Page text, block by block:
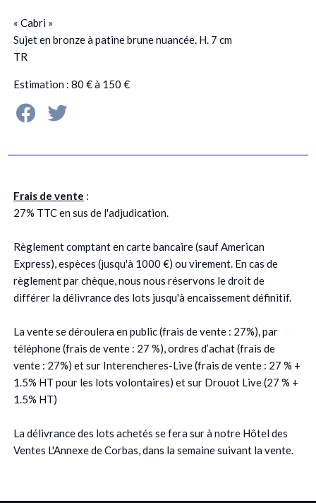
« Cabri »
Sujet en bronze à patine brune nuancée. H. 7 cm
TR
Estimation : 80 € à 150 €
Frais de vente :
27% TTC en sus de l'adjudication.
Règlement comptant en carte bancaire (sauf American
Express), espèces (jusqu'à 1000 €) ou virement. En cas de
règlement par chèque, nous nous réservons le droit de
différer la délivrance des lots jusqu'à encaissement définitif.
La vente se déroulera en public (frais de vente : 27%), par
téléphone (frais de vente : 27 %), ordres d’achat (frais de
vente : 27%) et sur Interencheres-Live (frais de vente : 27 % +
1.5% HT pour les lots volontaires) et sur Drouot Live (27 % +
1.5% HT)
La délivrance des lots achetés se fera sur à notre Hôtel des
Ventes L'Annexe de Corbas, dans la semaine suivant la vente.